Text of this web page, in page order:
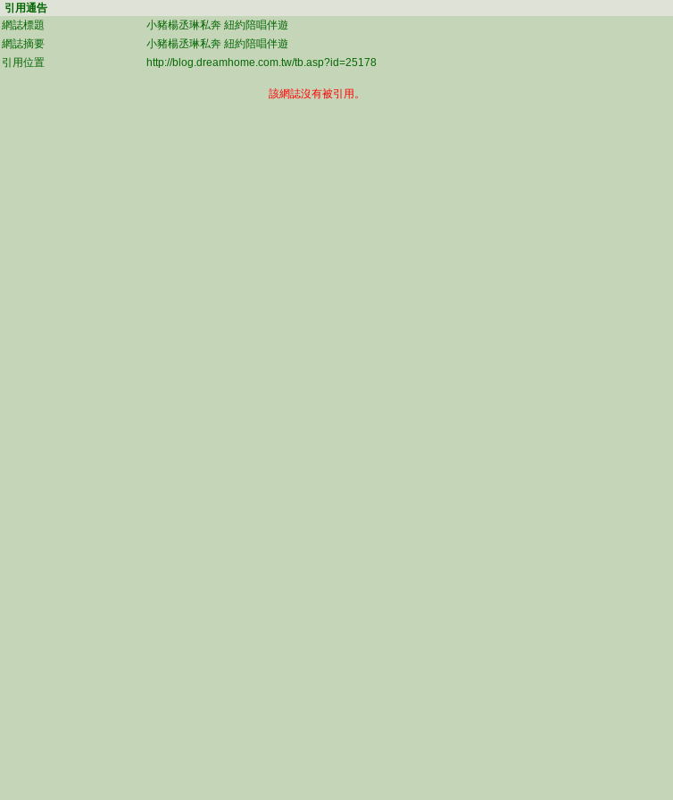
引用通告
網誌標題
小豬楊丞琳私奔 紐約陪唱伴遊
網誌摘要
小豬楊丞琳私奔 紐約陪唱伴遊
引用位置
http://blog.dreamhome.com.tw/tb.asp?id=25178
該網誌沒有被引用。